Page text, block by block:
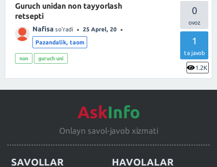
0
1
ta javob
1.2K
Guruch unidan non tayyorlash
retsepti
Nafisa so'radi 25 Aprel, 20
Pazandalik, taom
non guruch uni
AskInfo
Onlayn savol-javob xizmati
SAVOLLAR HAVOLALAR